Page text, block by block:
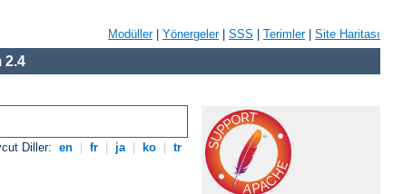
Modüller| Yönergeler| SSS Terimler| Site Haritası
2.4
Diller: en fr ja ko tr